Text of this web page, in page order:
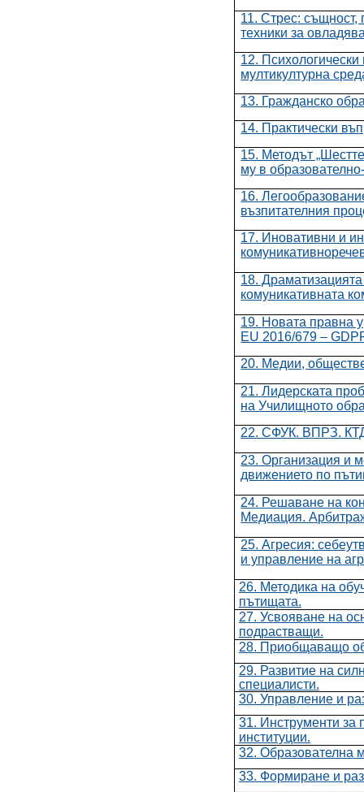
11. Стрес: същност,
техники за
12.
мултикултурна
13. Гражданско
14. Практически
15. Методът
му в
16.
възпитателния
17. Иновативни и
18.
комуникативната
19. Новата правна
EU 2016/679 –
20. Медии,
21.Лидерската
на Училищното
22. СФУК. ВПРЗ.
23. Организация и
движението по
24. Решаване на
Медиация.
25. Агресия:
и управление на
26. Методика на
пътищата.
27. Усвояване на
подрастващи.
28. Приобщаващо
29. Развитие на
специалисти.
30. Управление и
31. Инструменти за
институции.
32. Образователна
33. Формиране и